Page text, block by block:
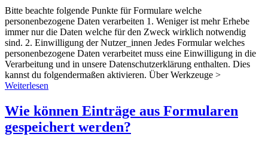
Bitte beachte folgende Punkte für Formulare welche
personenbezogene Daten verarbeiten 1. Weniger ist mehr Erhebe
immer nur die Daten welche für den Zweck wirklich notwendig
sind. 2. Einwilligung der Nutzer_innen Jedes Formular welches
personenbezogene Daten verarbeitet muss eine Einwilligung in die
Verarbeitung und in unsere Datenschutzerklärung enthalten. Dies
kannst du folgendermaßen aktivieren. Über Werkzeuge >
Weiterlesen
Wie können Einträge aus Formularen
gespeichert werden?